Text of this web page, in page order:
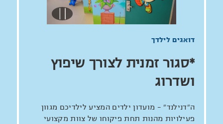
*סגור זמנית לצורך שיפוץ
ושדרוג
ה"דנילנד" - מועדון ילדים המציע לילדיכם מגוון
פעילויות מהנות תחת פיקוחו של צוות מקצועי
דואגים לילדך